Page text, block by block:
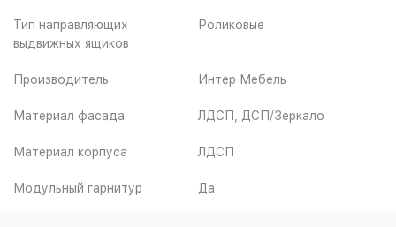
Тип направляющих
выдвижных ящиков
Роликовые
Производитель Интер Мебель
Материал фасада ЛДСП, ДСП/Зеркало
Материал корпуса ЛДСП
Модульный гарнитур Да